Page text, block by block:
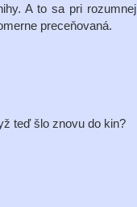
A to sa pri rozumnej
preceňovaná.
teď šlo znovu do kin?